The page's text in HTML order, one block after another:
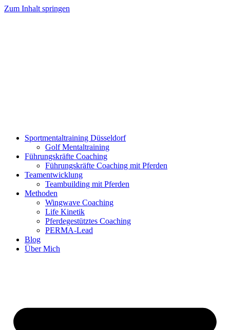
Zum Inhalt springen
Sportmentaltraining Düsseldorf
Golf Mentaltraining
Führungskräfte Coaching
Führungskräfte Coaching mit Pferden
Teamentwicklung
Teambuilding mit Pferden
Methoden
Wingwave Coaching
Life Kinetik
Pferdegestütztes Coaching
PERMA-Lead
Blog
Über Mich